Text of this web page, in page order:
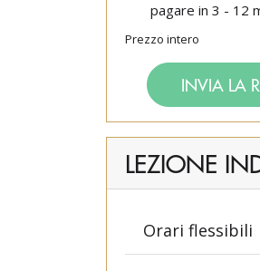
pagare in 3 - 12
Prezzo intero
INVIA LA
LEZIONE
Orari flessibili